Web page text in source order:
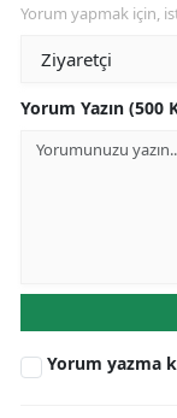
Yorum yapmak için,
Yorum Yazın (500
Yorum yazma